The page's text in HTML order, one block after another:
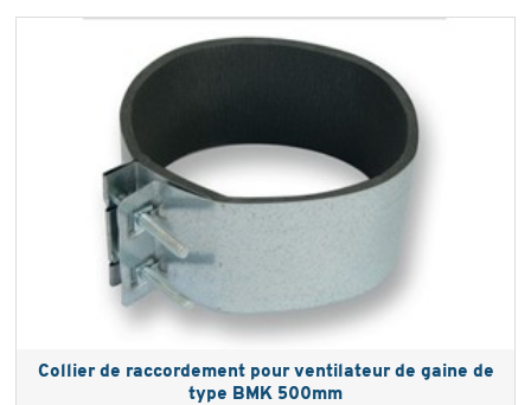
Collier de raccordement pour ventilateur de gaine de
type BMK 500mm